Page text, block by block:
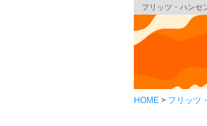
フリッツ・ハンセ
HOME フリッツ